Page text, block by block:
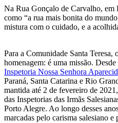
Na Rua Gonçalo de Carvalho, em
como “a rua mais bonita do
mistura com o cuidado, e a
Para a Comunidade Santa Teresa,
homenagem: é uma missão.
Inspetoria Nossa Senhora
Paraná, Santa Catarina e Rio
mantida até 2 de fevereiro de
das Inspetorias das Irmãs
Porto Alegre. Ao longo desses
marcadas pelo carisma salesiano e